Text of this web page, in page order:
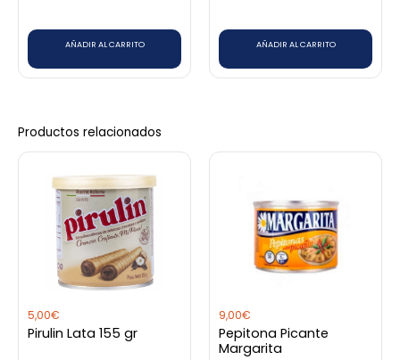
AÑADIR AL CARRITO AÑADIR AL CARRITO
Productos relacionados
5,00€
Pirulin Lata 155 gr
9,00€
Pepitona Picante
Margarita